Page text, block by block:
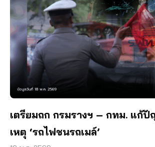
เตรียมถก กรมรางฯ – กทม. แก้ปั
เหตุ ‘รถไฟชนรถเมล์’